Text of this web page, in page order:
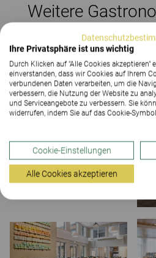
Weitere
Ihre Privatsphäre ist uns wichtig
Durch Klicken auf "Alle Cookies akzeptieren"
einverstanden, dass wir Cookies auf Ihrem
verbundenen Daten verarbeiten, um die
verbessern, die Nutzung der Website zu
und Serviceangebote zu verbessern. Sie
widerrufen, indem Sie auf das Cookie-
Cookie-Einstellungen
Alle Cookies akzeptieren